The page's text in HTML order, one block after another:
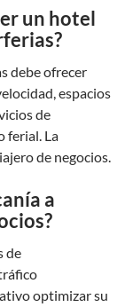
un hotel
debe ofrecer
espacios
de
ferial. La
de negocios.
a
de
optimizar su